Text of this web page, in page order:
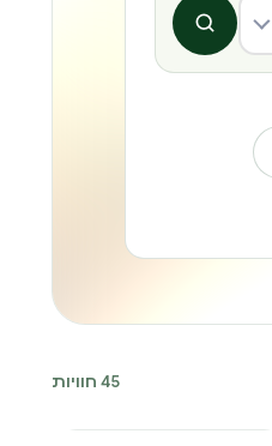
חיפוש
45 חוויות